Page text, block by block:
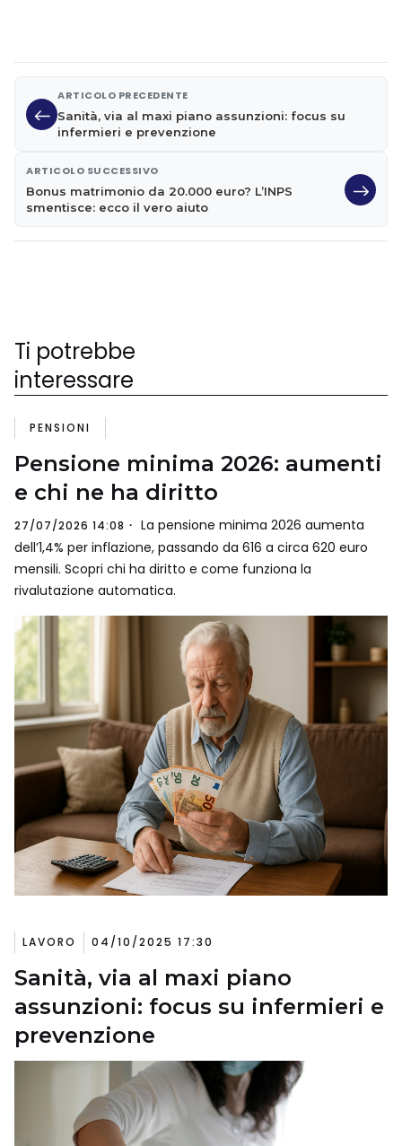
ARTICOLO PRECEDENTE
Sanità, via al maxi piano assunzioni: focus su
infermieri e prevenzione
ARTICOLO SUCCESSIVO
Bonus matrimonio da 20.000 euro? L’INPS
smentisce: ecco il vero aiuto
Ti potrebbe
interessare
PENSIONI
Pensione minima 2026: aumenti
e chi ne ha diritto
27/07/2026 14:08
La pensione minima 2026 aumenta
dell’1,4% per inflazione, passando da 616 a circa 620 euro
mensili. Scopri chi ha diritto e come funziona la
rivalutazione automatica.
LAVORO 04/10/2025 17:30
Sanità, via al maxi piano
assunzioni: focus su infermieri e
prevenzione